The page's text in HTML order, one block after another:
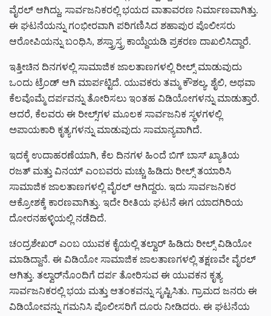
ವೈರಲ್ ಆಗಿದ್ದು, ಸಾರ್ವಜನಿಕರಲ್ಲಿ ಭಯದ ವಾತಾವರಣ ನಿರ್ಮಾಣವಾಗಿತ್ತು.
ಈ ಘಟನೆಯನ್ನು ಗಂಭೀರವಾಗಿ ಪರಿಗಣಿಸಿದ ಶಹಾಪುರ ಪೊಲೀಸರು
ಆರೋಪಿಯನ್ನು ಬಂಧಿಸಿ, ಶಸ್ತ್ರಾಸ್ತ್ರ ಕಾಯ್ದೆಯಡಿ ಪ್ರಕರಣ ದಾಖಲಿಸಿದ್ದಾರೆ.
ಇತ್ತೀಚಿನ ದಿನಗಳಲ್ಲಿ ಸಾಮಾಜಿಕ ಜಾಲತಾಣಗಳಲ್ಲಿ ರೀಲ್ಸ್ ಮಾಡುವುದು
ಒಂದು ಟ್ರೆಂಡ್ ಆಗಿ ಮಾರ್ಪಟ್ಟಿದೆ. ಯುವಕರು ತಮ್ಮ ಕೌಶಲ್ಯ, ಶೈಲಿ, ಅಥವಾ
ಕೆಲವೊಮ್ಮೆ ದರ್ಪವನ್ನು ತೋರಿಸಲು ಇಂತಹ ವಿಡಿಯೋಗಳನ್ನು ಮಾಡುತ್ತಾರೆ.
ಆದರೆ, ಕೆಲವರು ಈ ರೀಲ್ಸ್‌ಗಳ ಮೂಲಕ ಸಾರ್ವಜನಿಕ ಸ್ಥಳಗಳಲ್ಲಿ
ಅಪಾಯಕಾರಿ ಕೃತ್ಯಗಳನ್ನು ಮಾಡುವುದು ಸಾಮಾನ್ಯವಾಗಿದೆ.
ಇದಕ್ಕೆ ಉದಾಹರಣೆಯಾಗಿ, ಕೆಲ ದಿನಗಳ ಹಿಂದೆ ಬಿಗ್ ಬಾಸ್ ಖ್ಯಾತಿಯ
ರಜತ್ ಮತ್ತು ವಿನಯ್ ಎಂಬವರು ಮಚ್ಚು ಹಿಡಿದು ರೀಲ್ಸ್ ತಯಾರಿಸಿ
ಸಾಮಾಜಿಕ ಜಾಲತಾಣಗಳಲ್ಲಿ ವೈರಲ್ ಆಗಿದ್ದರು. ಇದು ಸಾರ್ವಜನಿಕರ
ಆಕ್ರೋಶಕ್ಕೆ ಕಾರಣವಾಗಿತ್ತು. ಇದೇ ರೀತಿಯ ಘಟನೆ ಈಗ ಯಾದಗಿರಿಯ
ದೋರನಹಳ್ಳಿಯಲ್ಲಿ ನಡೆದಿದೆ.
ಚಂದ್ರಶೇಖರ್ ಎಂಬ ಯುವಕ ಕೈಯಲ್ಲಿ ತಲ್ವಾರ್ ಹಿಡಿದು ರೀಲ್ಸ್ ವಿಡಿಯೋ
ಮಾಡಿದ್ದಾನೆ. ಈ ವಿಡಿಯೋ ಸಾಮಾಜಿಕ ಜಾಲತಾಣಗಳಲ್ಲಿ ತಕ್ಷಣವೇ ವೈರಲ್
ಆಗಿತ್ತು. ತಲ್ವಾರ್‌ನೊಂದಿಗೆ ದರ್ಪ ತೋರಿಸುವ ಈ ಯುವಕನ ಕೃತ್ಯ
ಸಾರ್ವಜನಿಕರಲ್ಲಿ ಭಯ ಮತ್ತು ಆತಂಕವನ್ನು ಸೃಷ್ಟಿಸಿತು. ಗ್ರಾಮದ ಜನರು ಈ
ವಿಡಿಯೋವನ್ನು ಗಮನಿಸಿ ಪೊಲೀಸರಿಗೆ ದೂರು ನೀಡಿದರು. ಈ ಘಟನೆಯ